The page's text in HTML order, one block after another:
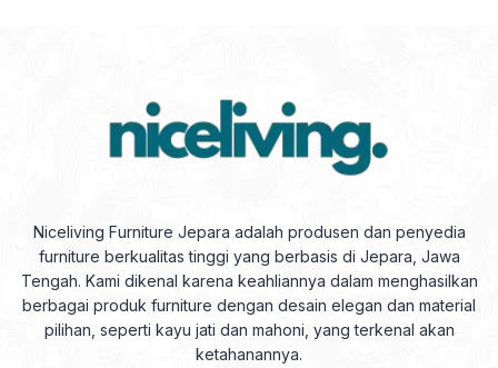
Niceliving Furniture Jepara adalah produsen dan penyedia
furniture berkualitas tinggi yang berbasis di Jepara, Jawa
Tengah. Kami dikenal karena keahliannya dalam menghasilkan
berbagai produk furniture dengan desain elegan dan material
pilihan, seperti kayu jati dan mahoni, yang terkenal akan
ketahanannya.